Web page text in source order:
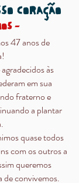
CORAÇÃO
-
47 anos de
às
em sua
fraterno e
a plantar
quase todos
com os outros a
queremos
convivemos.